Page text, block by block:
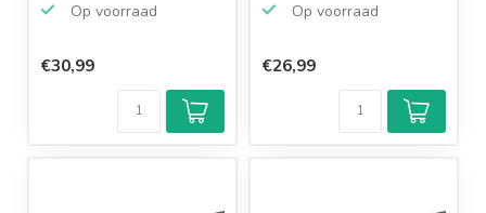
Op voorraad
€30,99
Op voorraad
€26,99